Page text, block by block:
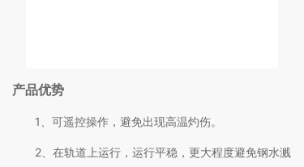
产品优势
1、可遥控操作，避免出现高温灼伤。
2、在轨道上运行，运行平稳，更大程度避免钢水溅